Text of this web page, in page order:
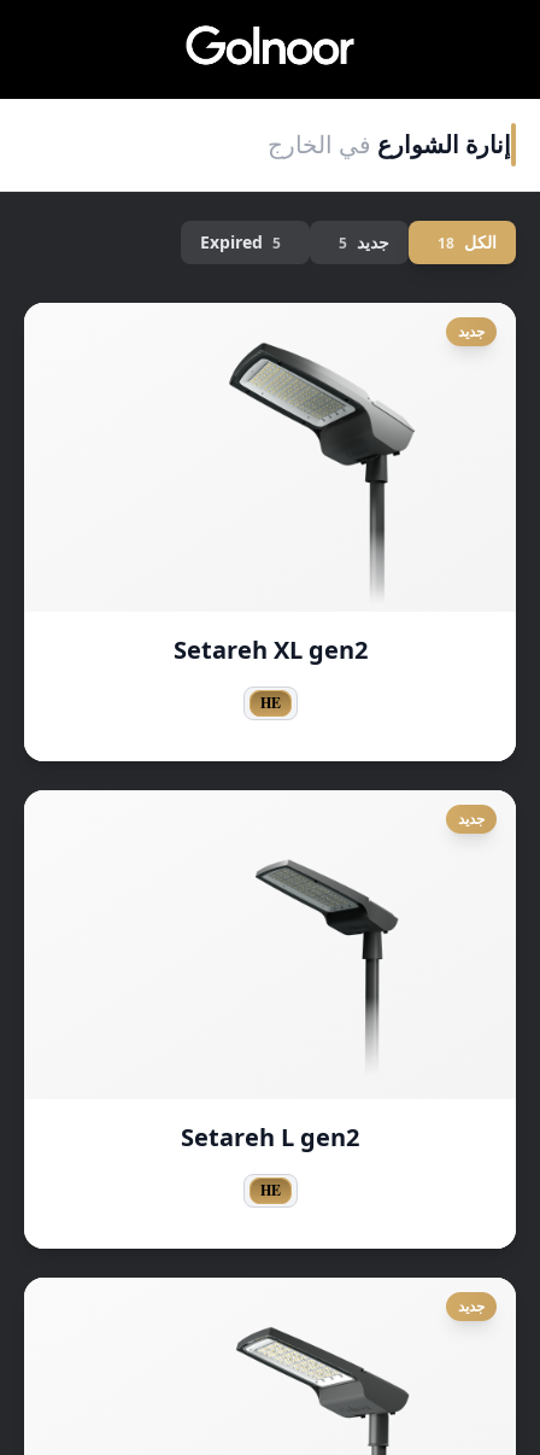
إنارة الشوارع في الخارج
الكل 18 جديد 5
Expired 5
جديد
Setareh XL gen2
HE
جديد
Setareh L gen2
HE
جديد